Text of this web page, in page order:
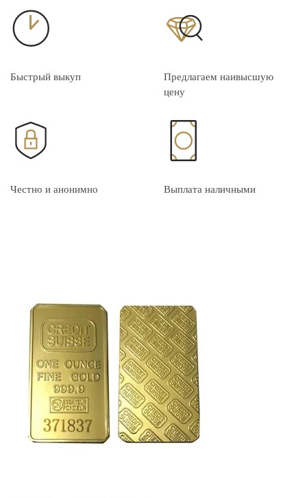
Быстрый выкуп
Предлагаем наивысшую
цену
Честно и анонимно Выплата наличными